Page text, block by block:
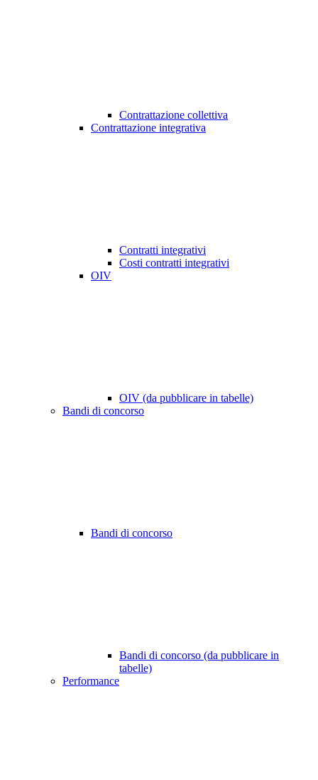
Contrattazione collettiva
Contrattazione integrativa
Contratti integrativi
Costi contratti integrativi
OIV
OIV (da pubblicare in tabelle)
Bandi di concorso
Bandi di concorso
Bandi di concorso (da pubblicare in
tabelle)
Performance